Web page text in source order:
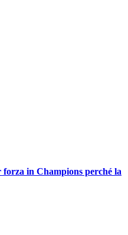
in Champions perché la